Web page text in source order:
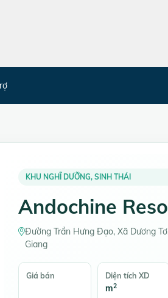
KHU NGHĨ DƯỠNG, SINH THÁI
Andochine
Đường Trần Hưng Đạo, Xã Dương
Giang
Giá bán Diện tích XD
m2